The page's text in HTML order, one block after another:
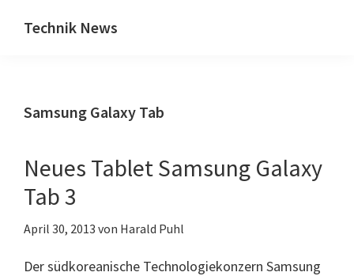
Inhalt
Seitenspalte
Technik News
IT,
&
Internet
Samsung Galaxy Tab
Neues Tablet Samsung Galaxy
Tab 3
April 30, 2013 von Harald Puhl
Der südkoreanische Technologiekonzern Samsung